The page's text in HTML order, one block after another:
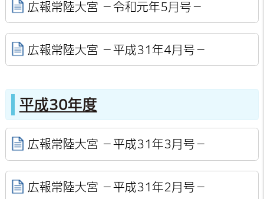
広報常陸大宮 －令和元年5月号－
広報常陸大宮 －平成31年4月号－
平成30年度
広報常陸大宮 －平成31年3月号－
広報常陸大宮 －平成31年2月号－